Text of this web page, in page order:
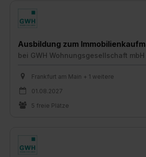
Ausbildung zum
bei GWH Wohnungsgesellschaft mbH
Frankfurt am Main + 1 weitere
01.08.2027
5 freie Plätze